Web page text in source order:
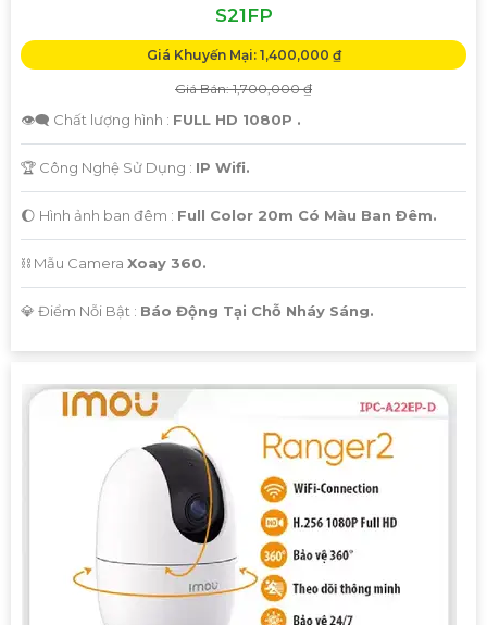
S21FP
Giá Khuyến Mại: 1,400,000 ₫
Giá Bán: 1,700,000 ₫
👁️‍🗨 Chất lượng hình : FULL HD 1080P .
🏆 Công Nghệ Sử Dụng : IP Wifi.
🌔 Hình ảnh ban đêm : Full Color 20m Có Màu Ban Ðêm.
⛓ Mẫu Camera Xoay 360.
️💎 Điểm Nỗi Bật : Báo Động Tại Chỗ Nháy Sáng.